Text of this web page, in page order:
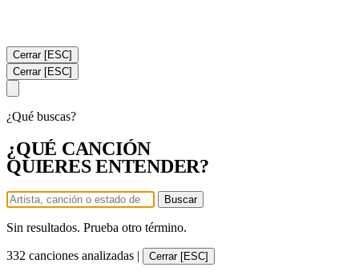
Cerrar [ESC]
Cerrar [ESC]
¿Qué buscas?
¿QUÉ CANCIÓN
QUIERES ENTENDER?
Buscar
Sin resultados. Prueba otro término.
332 canciones analizadas | Cerrar [ESC]